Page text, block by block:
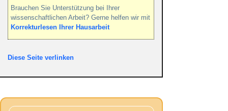
Brauchen Sie Unterstützung bei Ihrer
wissenschaftlichen Arbeit? Gerne helfen wir mit
Korrekturlesen Ihrer Hausarbeit
Diese Seite verlinken